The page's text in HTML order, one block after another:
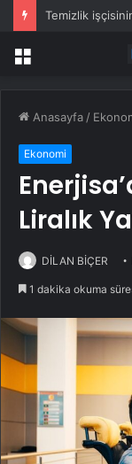
Menü
Anasayfa /
Ekonomi
Liralık
DİLAN BİÇER
1 dakika okuma